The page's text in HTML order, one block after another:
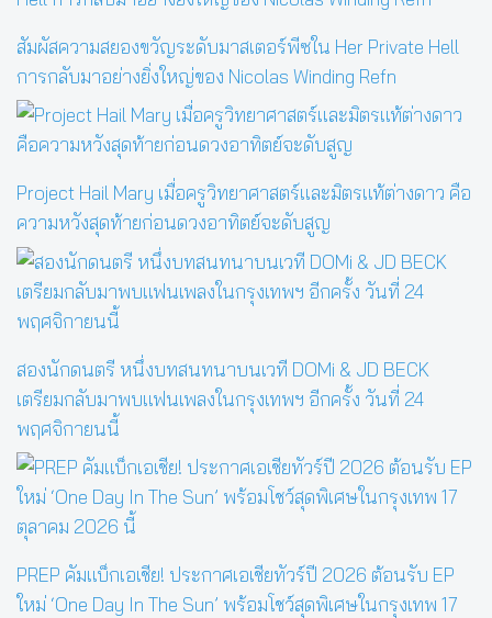
สัมผัสความสยองขวัญระดับมาสเตอร์พีซใน Her Private Hell
การกลับมาอย่างยิ่งใหญ่ของ Nicolas Winding Refn
Project Hail Mary เมื่อครูวิทยาศาสตร์และมิตรแท้ต่างดาว คือ
ความหวังสุดท้ายก่อนดวงอาทิตย์จะดับสูญ
สองนักดนตรี หนึ่งบทสนทนาบนเวที DOMi & JD BECK
เตรียมกลับมาพบแฟนเพลงในกรุงเทพฯ อีกครั้ง วันที่ 24
พฤศจิกายนนี้
PREP คัมแบ็กเอเชีย! ประกาศเอเชียทัวร์ปี 2026 ต้อนรับ EP
ใหม่ ‘One Day In The Sun’ พร้อมโชว์สุดพิเศษในกรุงเทพ 17